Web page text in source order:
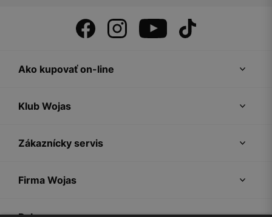
Ako kupovať on-line
Klub Wojas
Zákaznícky servis
Firma Wojas